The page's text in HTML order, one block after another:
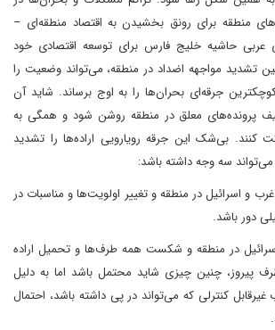
منطقه برای رونق بخشیدن به اقتصاد منطقه‌ای –
حاشیه خلیج فارس برای توسعه اقتصادی خود
تشدید مواجهه اضداد در منطقه، می‌تواند وضعیت را
جرقه‌ای بحران‌ها را به اوج برساند. شاید آن
پرونده‌های معلق در منطقه روشن شود و همگی به
بی‌شک این جرقه رویارویی اراده‌ها را تشدید
می‌تواند سه وجه داشته باشد:
و اسرائیل در منطقه و تغییر اولویت‌ها و مناسبات در
دور باشد.
در منطقه و شکست همه طرف‌ها و تحمیل اراده
پیروز، چنین چیزی شاید محتمل باشد اما به دلیل
کنترلی که می‌تواند در پی داشته باشد، احتمال